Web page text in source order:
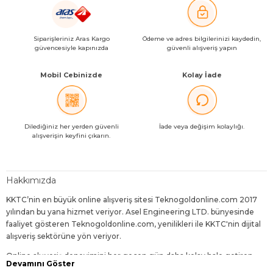
Siparişleriniz Aras Kargo
güvencesiyle kapınızda
Ödeme ve adres bilgilerinizi kaydedin,
güvenli alışveriş yapın
Mobil Cebinizde
Dilediğiniz her yerden güvenli
alışverişin keyfini çıkarın.
Kolay İade
İade veya değişim kolaylığı.
Hakkımızda
KKTC’nin en büyük online alışveriş sitesi Teknogoldonline.com 2017
yılından bu yana hizmet veriyor. Asel Engineering LTD. bünyesinde
faaliyet gösteren Teknogoldonline.com, yenilikleri ile KKTC'nin dijital
alışveriş sektörüne yön veriyor.
Online alışveriş deneyimini her geçen gün daha kolay hale getiren,
dijitalleşen dünyanın gereklerine uygun geliştirmelerle sunduğu
Devamını Göster